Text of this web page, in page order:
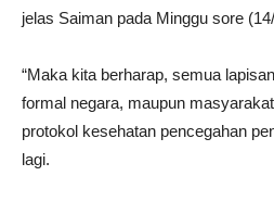
jelas Saiman pada Minggu sore
“Maka kita berharap, semua
formal negara, maupun
protokol kesehatan pencegahan
lagi.